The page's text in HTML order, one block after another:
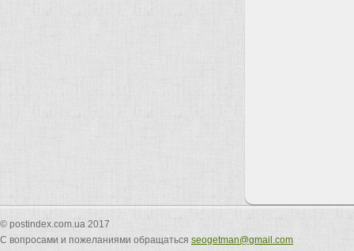
© postindex.com.ua 2017
С вопросами и пожеланиями обращаться seogetman@gmail.com